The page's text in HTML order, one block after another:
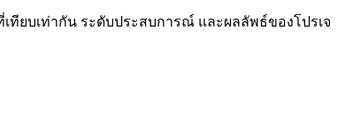
ทียบเท่ากัน ระดับประสบการณ์ และผลลัพธ์ของโปรเจ